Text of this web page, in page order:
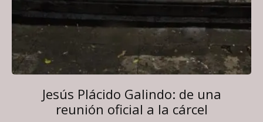
Jesús Plácido Galindo: de una
reunión oficial a la cárcel